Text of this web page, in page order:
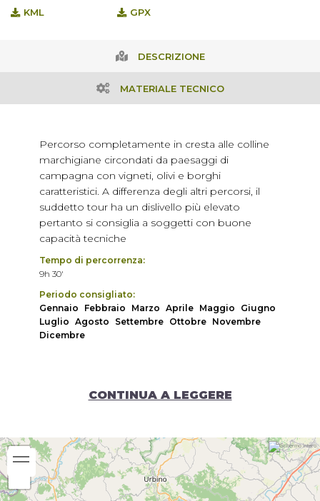
KML
GPX
DESCRIZIONE
MATERIALE TECNICO
Percorso completamente in cresta alle colline
marchigiane circondati da paesaggi di
campagna con vigneti, olivi e borghi
caratteristici. A differenza degli altri percorsi, il
suddetto tour ha un dislivello più elevato
pertanto si consiglia a soggetti con buone
capacità tecniche
Tempo di percorrenza:
9h 30'
Periodo consigliato:
Gennaio
Febbraio Marzo Aprile Maggio
Giugno
Luglio Agosto Settembre Ottobre Novembre
Dicembre
CONTINUA A LEGGERE